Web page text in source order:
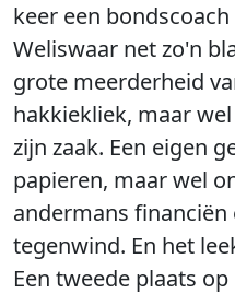
keer een
Weliswaar net zo'n
grote meerderheid
hakkiekliek, maar
zijn zaak. Een eigen
papieren, maar wel
andermans
tegenwind. En het
Een tweede plaats op